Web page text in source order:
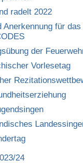
radelt 2022
Anerkennung für
der
Vorlesetag
24